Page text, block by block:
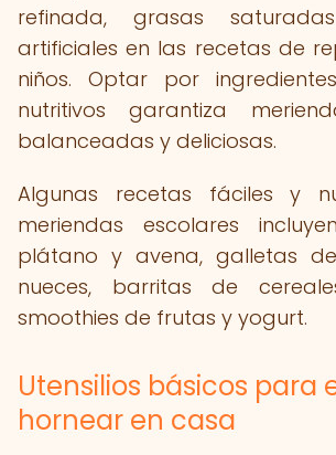
refinada, grasas
artificiales en las recetas de
niños. Optar por
nutritivos garantiza
balanceadas y deliciosas.
Algunas recetas fáciles y
meriendas escolares
plátano y avena, galletas
nueces, barritas de
smoothies de frutas y yogurt.
Utensilios básicos para
hornear en casa